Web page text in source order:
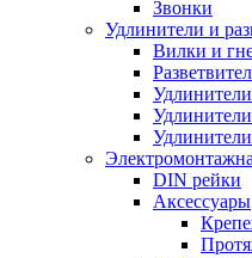
Звонки
Удлинители и
Вилки и
DIN рейки
Аксессуары